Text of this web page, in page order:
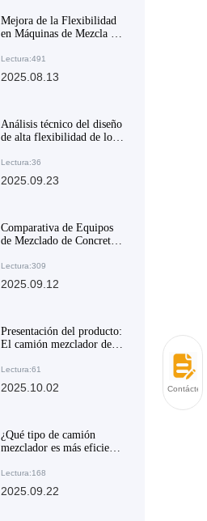
Mejora de la Flexibilidad
en Máquinas de Mezcla de
la Eficiencia y Costos en
Obra
Lectura:491
2025.08.13
Análisis técnico del diseño
de alta flexibilidad de los
mejorar la eficiencia de la
colocación de hormigón
Lectura:36
2025.09.23
Comparativa de Equipos
de Mezclado de Concreto:
y Costos entre Camiones
Mezcladores con Carga
Lectura:309
2025.09.12
Presentación del producto:
El camión mezclador de
AIMIX AS-2.6 con alta
flexibilidad mejora la
Lectura:61
2025.10.02
¿Qué tipo de camión
mezclador es más eficiente
construcción pequeños en
zonas montañosas?
Lectura:168
2025.09.22